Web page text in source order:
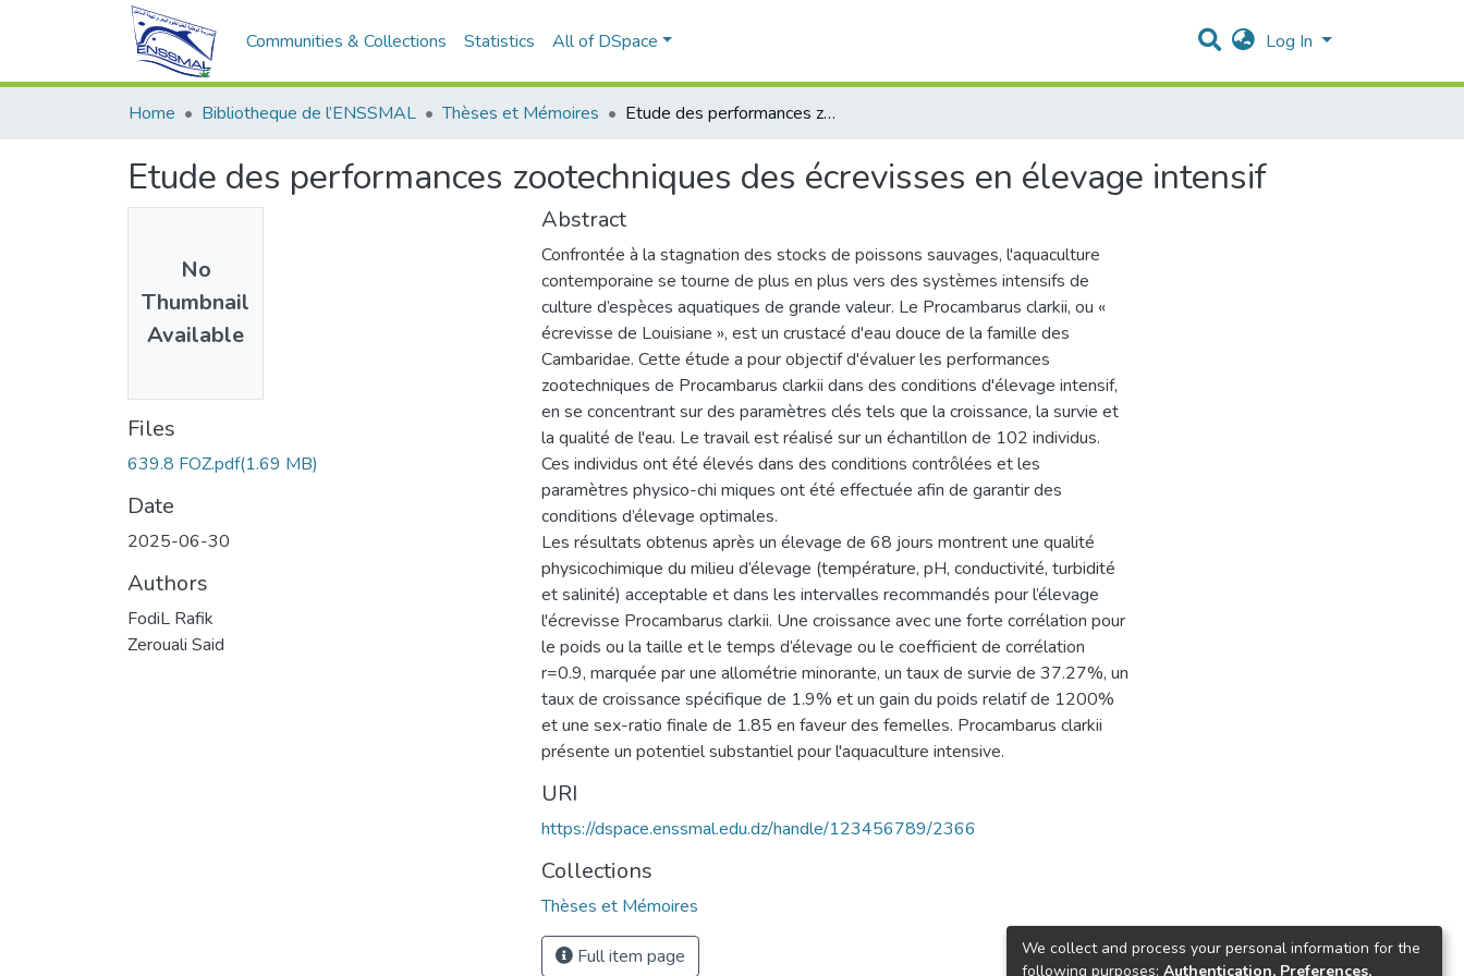
Communities & Collections Statistics All of DSpace Log In
Home Bibliotheque de l’ENSSMAL Thèses et Mémoires Etude des performances zootechniques des écrevisses en élevage intensif
Etude des performances zootechniques des écrevisses en élevage intensif
No
Thumbnail
Available
Files
639.8 FOZ.pdf(1.69 MB)
Date
2025-06-30
Authors
FodiL Rafik
Zerouali Said
Abstract
Confrontée à la stagnation des stocks de poissons sauvages, l'aquaculture
contemporaine se tourne de plus en plus vers des systèmes intensifs de
culture d’espèces aquatiques de grande valeur. Le Procambarus clarkii, ou «
écrevisse de Louisiane », est un crustacé d'eau douce de la famille des
Cambaridae. Cette étude a pour objectif d'évaluer les performances
zootechniques de Procambarus clarkii dans des conditions d'élevage intensif,
en se concentrant sur des paramètres clés tels que la croissance, la survie et
la qualité de l'eau. Le travail est réalisé sur un échantillon de 102 individus.
Ces individus ont été élevés dans des conditions contrôlées et les
paramètres physico-chi miques ont été effectuée afin de garantir des
conditions d’élevage optimales.
Les résultats obtenus après un élevage de 68 jours montrent une qualité
physicochimique du milieu d’élevage (température, pH, conductivité, turbidité
et salinité) acceptable et dans les intervalles recommandés pour l’élevage
l'écrevisse Procambarus clarkii. Une croissance avec une forte corrélation pour
le poids ou la taille et le temps d’élevage ou le coefficient de corrélation
r=0.9, marquée par une allométrie minorante, un taux de survie de 37.27%, un
taux de croissance spécifique de 1.9% et un gain du poids relatif de 1200%
et une sex-ratio finale de 1.85 en faveur des femelles. Procambarus clarkii
présente un potentiel substantiel pour l'aquaculture intensive.
URI
https://dspace.enssmal.edu.dz/handle/123456789/2366
Collections
Thèses et Mémoires
Full item page
We collect and process your personal information for the
following purposes: Authentication, Preferences,